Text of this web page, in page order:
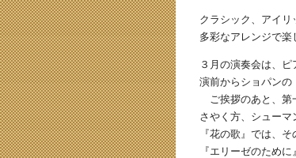
クラシック、アイリ
多彩なアレンジで楽
３月の演奏会は、
演前からショパンの
ご挨拶のあと、第
さやく方、シュー
『花の歌』では、
『エリーゼのため